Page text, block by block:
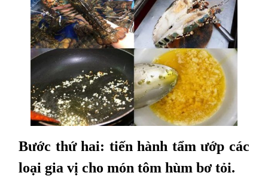
Bước thứ hai: tiến hành tẩm ướp các
loại gia vị cho món tôm hùm bơ tỏi.